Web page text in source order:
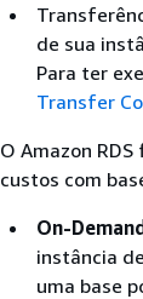
de sua
Para ter
Transfer
O Amazon
custos com
On-
instância
uma base